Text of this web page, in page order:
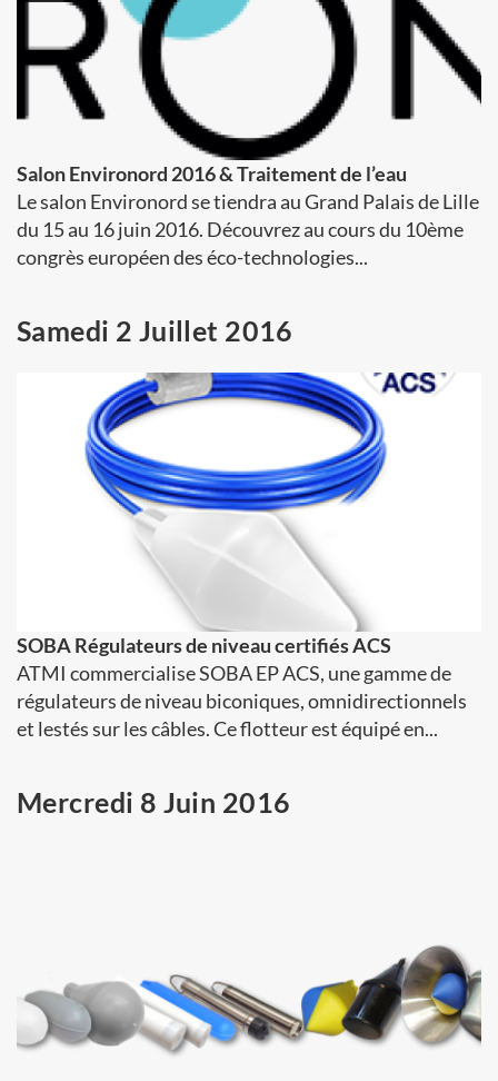
Salon Environord 2016 & Traitement de l’eau
Le salon Environord se tiendra au Grand Palais de Lille
du 15 au 16 juin 2016. Découvrez au cours du 10ème
congrès européen des éco-technologies...
Samedi 2 Juillet 2016
SOBA Régulateurs de niveau certifiés ACS
ATMI commercialise SOBA EP ACS, une gamme de
régulateurs de niveau biconiques, omnidirectionnels
et lestés sur les câbles. Ce flotteur est équipé en...
Mercredi 8 Juin 2016